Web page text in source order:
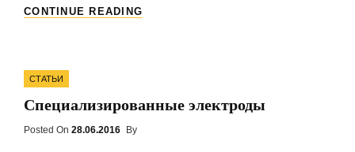
CONTINUE READING
Categories
СТАТЬИ
Специализированные электроды
Posted On Posted
28.06.2016 By